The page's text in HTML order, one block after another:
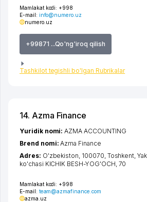
Mamlakat kodi: +998
E-mail: info@numero.uz
numero.uz
+99871 ...Qo'ng'iroq qilish
Tashkilot tegishli bo'lgan Rubrikalar
14. Azma Finance
Mamlakat kodi: +998
E-mail: team@azmafinance.com
azma.uz
Yuridik nomi:AZMA ACCOUNTING
Brend nomi:Azma Finance
Adres: O'zbekiston, 100070, Toshkent ,
ko'chasi KICHIK BESH-YOG'OCH , 70